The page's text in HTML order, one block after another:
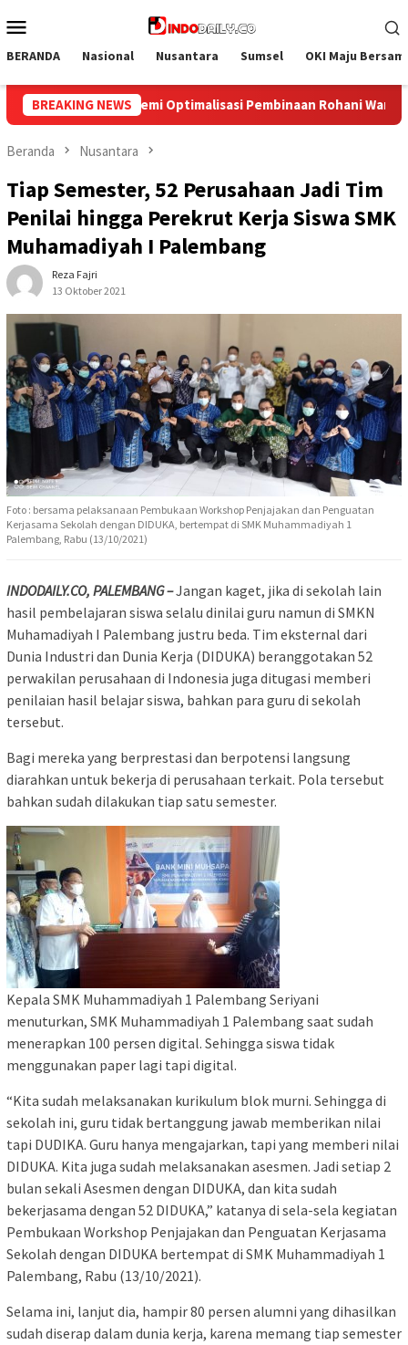
ke
Mobile
BERANDA Nasional Nusantara Sumsel OKI Maju
BREAKING NEWS
Rohani Warga Binaan Bangun Kesamaan Persepsi,
Beranda Nusantara
Tiap Semester, 52 Perusahaan Jadi Tim
Penilai hingga Perekrut Kerja Siswa SMK
Muhamadiyah I Palembang
Reza Fajri
13 Oktober 2021
Foto : bersama pelaksanaan Pembukaan Workshop Penjajakan dan Penguatan
Kerjasama Sekolah dengan DIDUKA, bertempat di SMK Muhammadiyah 1
Palembang, Rabu (13/10/2021)
INDODAILY.CO, PALEMBANG –Jangan kaget, jika di sekolah lain
hasil pembelajaran siswa selalu dinilai guru namun di SMKN
Muhamadiyah I Palembang justru beda. Tim eksternal dari
Dunia Industri dan Dunia Kerja (DIDUKA) beranggotakan 52
perwakilan perusahaan di Indonesia juga ditugasi memberi
penilaian hasil belajar siswa, bahkan para guru di sekolah
tersebut.
Bagi mereka yang berprestasi dan berpotensi langsung
diarahkan untuk bekerja di perusahaan terkait. Pola tersebut
bahkan sudah dilakukan tiap satu semester.
Kepala SMK Muhammadiyah 1 Palembang Seriyani
menuturkan, SMK Muhammadiyah 1 Palembang saat sudah
menerapkan 100 persen digital. Sehingga siswa tidak
menggunakan paper lagi tapi digital.
“Kita sudah melaksanakan kurikulum blok murni. Sehingga di
sekolah ini, guru tidak bertanggung jawab memberikan nilai
tapi DUDIKA. Guru hanya mengajarkan, tapi yang memberi nilai
DIDUKA. Kita juga sudah melaksanakan asesmen. Jadi setiap 2
bulan sekali Asesmen dengan DIDUKA, dan kita sudah
bekerjasama dengan 52 DIDUKA,” katanya di sela-sela kegiatan
Pembukaan Workshop Penjajakan dan Penguatan Kerjasama
Sekolah dengan DIDUKA bertempat di SMK Muhammadiyah 1
Palembang, Rabu (13/10/2021).
Selama ini, lanjut dia, hampir 80 persen alumni yang dihasilkan
sudah diserap dalam dunia kerja, karena memang tiap semester